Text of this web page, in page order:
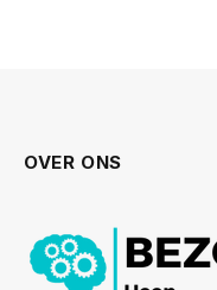
OVER ONS